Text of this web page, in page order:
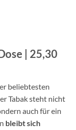
| 25,30
beliebtesten
Tabak steht nicht
auch für ein
bleibt sich